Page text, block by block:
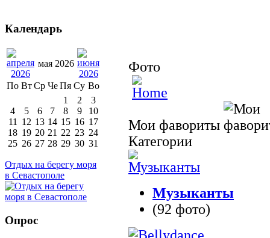
Фото
Мои фавориты
Категории
Музыканты
(92 фото)
Календарь
мая 2026
По Вт Ср Че Пя Су Во
1
2
3
4
5 6 7 8 9
10
11 12 13 14 15 16 17
18 19 20 21 22 23 24
25 26 27 28 29 30 31
Отдых на берегу моря
в Севастополе
Опрос